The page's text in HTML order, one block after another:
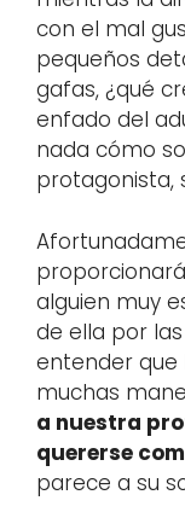
con el mal
pequeños
gafas, ¿qué
enfado del
nada cómo
protagonista,
alguien muy
de ella por
entender que
muchas
a nuestra
quererse
parece a su